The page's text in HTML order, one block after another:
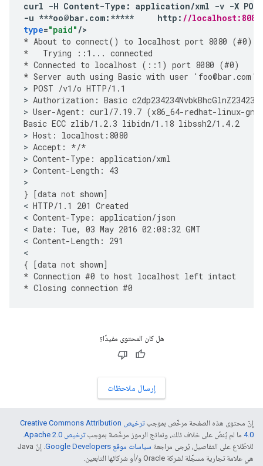
curl -H Content-Type : application/xml -v -X
-u ***oo@bar. com: ***** http : //
type="paid"/
* About to connect() to localhost port 8080 (#0)
*
Trying :: 1 ... connected
* Connected to localhost ( :: 1 ) port 8080 (#0)
* Server auth using Basic with user ' foo@bar .com '
> POST /v1 /o HTTP/1.1
> Authorization : Basic
> User-Agent : curl/7.19.7 (x86_64-redhat-linux-gnu
Basic ECC zlib/1.2.3 libidn/1.18 libssh2/1.4.2
> Host : localhost : 8080
> Accept :
*/*
> Content-Type : application/xml
> Content-Length :
43
} [data not shown]
< HTTP/1.1 201 Created
< Content-Type : application/json
< Date : Tue, 03 May 2016 02 :08 : 32 GMT
< Content-Length :
291
{ [data not shown]
* Connection #0 to host localhost left intact
* Closing connection #0
هل كان المحتوى مفيدًا؟
إرسال ملاحظات
إنّ محتوى هذه الصفحة مرخّص بموجب
ترخيص Creative Commons Attribution
4.0‏ ما لم يُنصّ على خلاف ذلك، ونماذج الرموز مرخّصة بموجبترخيص Apache 2.0‏
.
للاطّلاع على التفاصيل، يُرجى مراجعة سياسات موقع Google Developers‏
. إنّ Java
هي علامة تجارية مسجَّلة لشركة Oracle و/أو شركائها التابعين.